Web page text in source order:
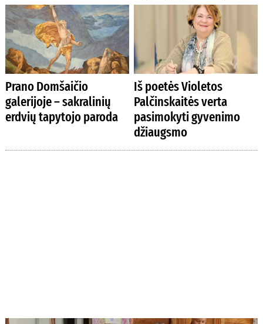
Prano Domšaičio
galerijoje – sakralinių
erdvių tapytojo paroda
Iš poetės Violetos
Palčinskaitės verta
pasimokyti gyvenimo
džiaugsmo